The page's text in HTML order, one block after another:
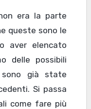
era la parte
queste sono le
aver elencato
delle possibili
già state
Si passa
come fare più